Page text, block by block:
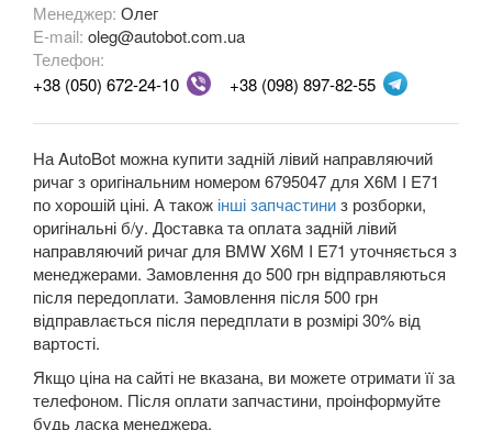
4 Series F32
4 Series F33
4 Series F36
M4 F82/F83
5 Series E39
M5 E39
5 Series E60
5 Series E61
M5 E60/E61
Менеджер: Олег
E-mail: oleg@autobot.com.ua
Телефон:
+38 (050) 672-24-10
+38 (098) 897-82-55
На AutoBot можна купити задній лівий направляючий
ричаг з оригінальним номером 6795047 для X6M I E71
по хорошій ціні. А також інші запчастиниз розборки,
оригінальні б/у. Доставка та оплата задній лівий
направляючий ричаг для BMW X6M I E71 уточняється з
менеджерами. Замовлення до 500 грн відправляються
після передоплати. Замовлення після 500 грн
відправлається після передплати в розмірі 30% від
вартості.
Якщо ціна на сайті не вказана, ви можете отримати її за
телефоном. Після оплати запчастини, проінформуйте
будь ласка менеджера.